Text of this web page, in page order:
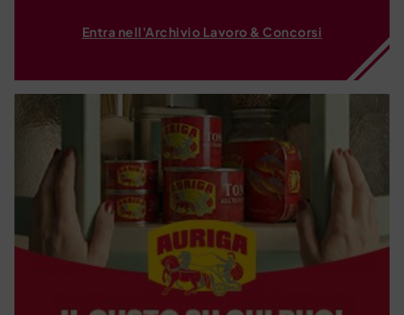
Entra nell'Archivio Lavoro & Concorsi